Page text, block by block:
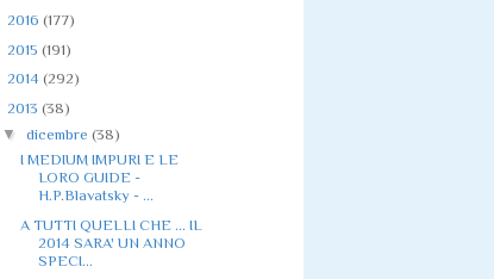
2016 (177)
2015 (191)
2014 (292)
2013 (38)
▼ dicembre (38)
I MEDIUM IMPURI E LE
LORO GUIDE -
H.P.Blavatsky - ...
A TUTTI QUELLI CHE ... IL
2014 SARA' UN ANNO
SPECI...